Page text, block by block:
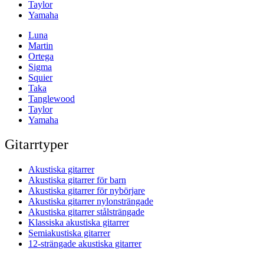
Taylor
Yamaha
Luna
Martin
Ortega
Sigma
Squier
Taka
Tanglewood
Taylor
Yamaha
Gitarrtyper
Akustiska gitarrer
Akustiska gitarrer för barn
Akustiska gitarrer för nybörjare
Akustiska gitarrer nylonsträngade
Akustiska gitarrer stålsträngade
Klassiska akustiska gitarrer
Semiakustiska gitarrer
12-strängade akustiska gitarrer